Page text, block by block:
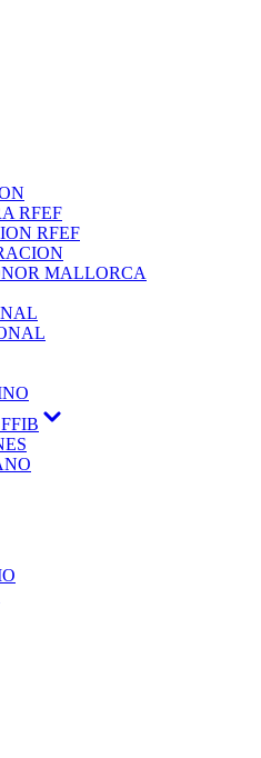
RFEF
RFEF
MALLORCA